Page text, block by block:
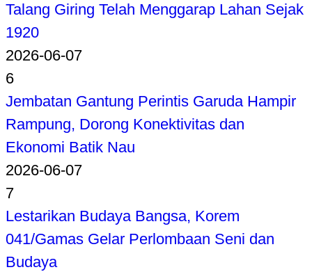
Talang Giring Telah Menggarap Lahan Sejak
1920
2026-06-07
6
Jembatan Gantung Perintis Garuda Hampir
Rampung, Dorong Konektivitas dan
Ekonomi Batik Nau
2026-06-07
7
Lestarikan Budaya Bangsa, Korem
041/Gamas Gelar Perlombaan Seni dan
Budaya